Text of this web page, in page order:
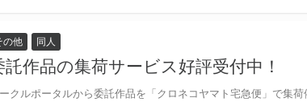
の他 同人
託作品の集荷サービス好評受付中！